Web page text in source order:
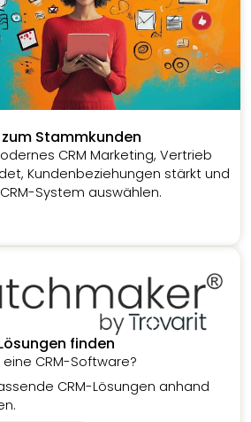
Stammkunden
CRM Marketing, Vertrieb
Kundenbeziehungen stärkt und
System auswählen.
finden
CRM-Software?
CRM-Lösungen anhand